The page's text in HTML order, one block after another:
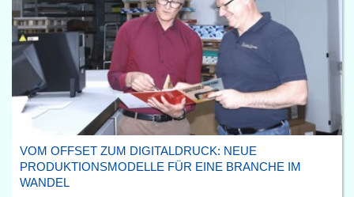
VOM OFFSET ZUM DIGITALDRUCK: NEUE
PRODUKTIONSMODELLE FÜR EINE BRANCHE IM
WANDEL